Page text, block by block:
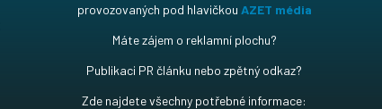
provozovaných pod hlavičkou AZET média
Máte zájem o reklamní plochu?
Publikaci PR článku nebo zpětný odkaz?
Zde najdete všechny potřebné informace: